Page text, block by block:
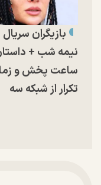
بازیگران
نیمه شب +
ساعت پخش و
تکرار از شبکه سه